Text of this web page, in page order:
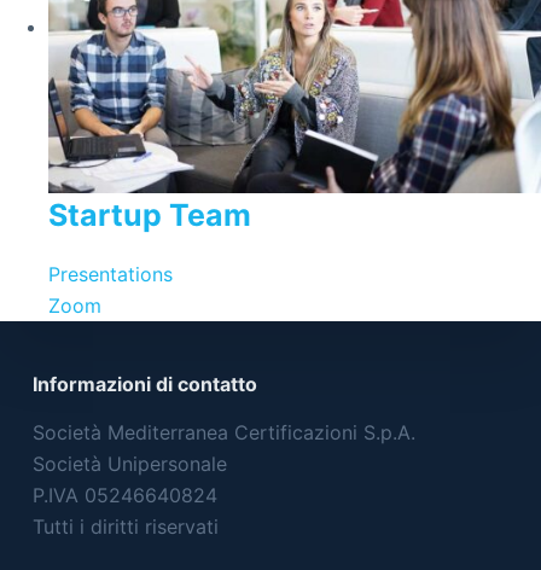
Startup Team
Presentations
Zoom
Informazioni di contatto
Società Mediterranea Certificazioni S.p.A.
Società Unipersonale
P.IVA 05246640824
Tutti i diritti riservati